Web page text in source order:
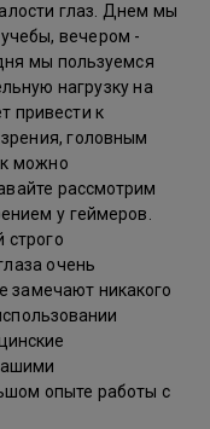
глаз. Днем мы
вечером -
мы пользуемся
нагрузку на
привести к
головным
можно
рассмотрим
у геймеров.
строго
очень
замечают никакого
опыте работы с